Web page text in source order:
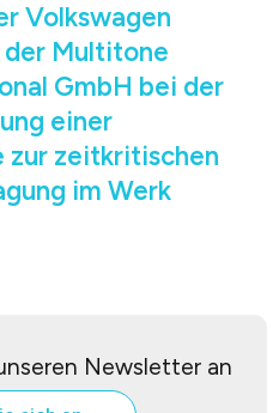
Volkswagen
der Multitone
GmbH bei der
einer
zur zeitkritischen
im Werk
Newsletter an